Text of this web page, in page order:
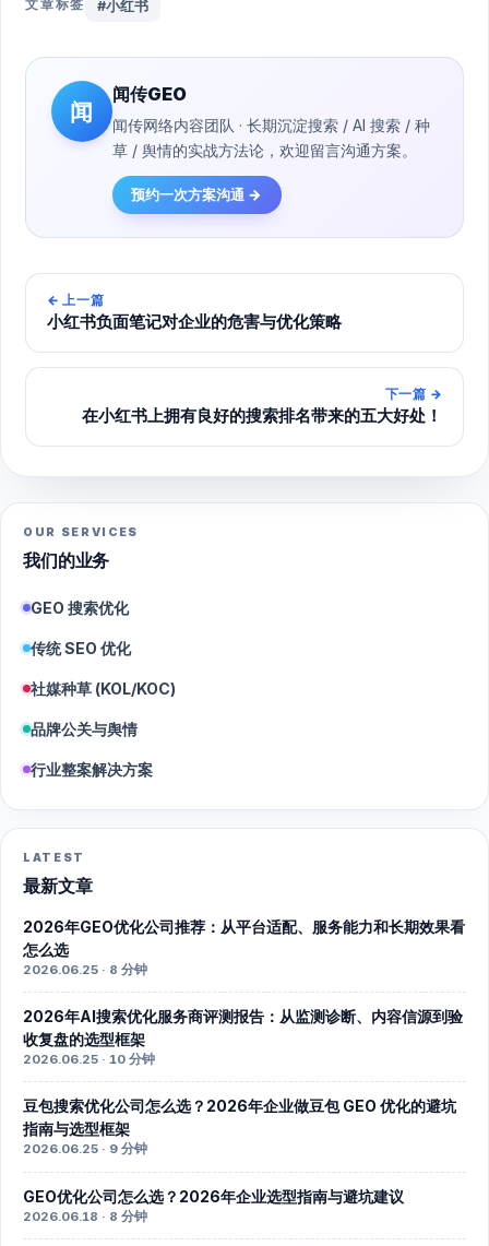
文章标签 #小红书
闻
闻传GEO
闻传网络内容团队 · 长期沉淀搜索 / AI 搜索 / 种
草 / 舆情的实战方法论，欢迎留言沟通方案。
预约一次方案沟通 →
← 上一篇
小红书负面笔记对企业的危害与优化策略
下一篇 →
在小红书上拥有良好的搜索排名带来的五大好处！
OUR SERVICES
我们的业务
GEO 搜索优化
传统 SEO 优化
社媒种草 (KOL/KOC)
品牌公关与舆情
行业整案解决方案
LATEST
最新文章
2026年GEO优化公司推荐：从平台适配、服务能力和长期效果看
怎么选
2026.06.25 · 8 分钟
2026年AI搜索优化服务商评测报告：从监测诊断、内容信源到验
收复盘的选型框架
2026.06.25 · 10 分钟
豆包搜索优化公司怎么选？2026年企业做豆包 GEO 优化的避坑
指南与选型框架
2026.06.25 · 9 分钟
GEO优化公司怎么选？2026年企业选型指南与避坑建议
2026.06.18 · 8 分钟